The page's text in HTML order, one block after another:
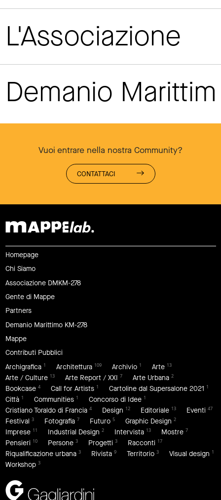
L'Associazione
Demanio
Vuoi entrare nella nostra Community?
CONTATTACI
Homepage
Chi Siamo
Associazione DMKM-278
Gente di Mappe
Partners
Demanio Marittimo KM-278
Mappe
Contributi Pubblici
Archigrafica 1 Architettura 109 Archivio 1 Arte 13
Arte / Culture 13 Arte Report / XXI 7 Arte Urbana 2
Bookcase 4 Call for Artists 1 Cartoline dal Supersalone 2021 1
Città 1 Communities 1 Concorso di Idee 1
Cristiano Toraldo di Francia 4 Design 12 Editoriale 13 Eventi 47
Festival 3 Fotografia 7 Futuro 5 Graphic Design 2
Imprese 11 Industrial Design 2 Intervista 13 Mostre 7
Pensieri 10 Persone 3 Progetti 3 Racconti 17
Riqualificazione urbana 3 Rivista 9 Territorio 3 Visual design 1
Workshop 3